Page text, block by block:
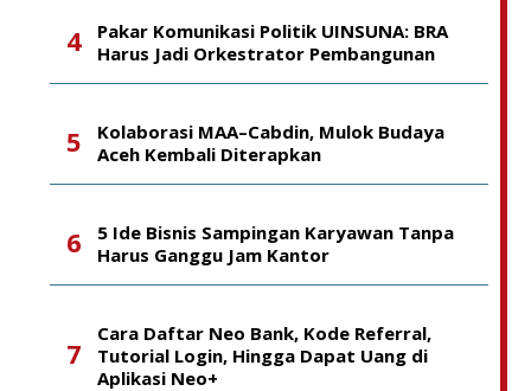
Pakar Komunikasi Politik UINSUNA: BRA
Harus Jadi Orkestrator Pembangunan
Kolaborasi MAA–Cabdin, Mulok Budaya
Aceh Kembali Diterapkan
5 Ide Bisnis Sampingan Karyawan Tanpa
Harus Ganggu Jam Kantor
Cara Daftar Neo Bank, Kode Referral,
Tutorial Login, Hingga Dapat Uang di
Aplikasi Neo+